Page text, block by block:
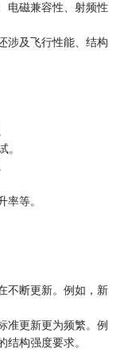
电磁兼容性、射频性
涉及飞行性能、结构
。
率等。
不断更新。例如，新
准更新更为频繁。例
构强度要求。